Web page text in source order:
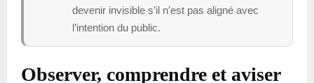
devenir invisible s’il n’est pas aligné avec
l’intention du public.
Observer, comprendre et aviser